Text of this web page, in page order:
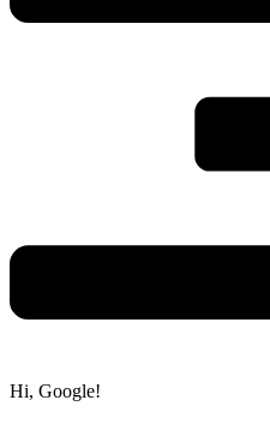
Hi, Google!